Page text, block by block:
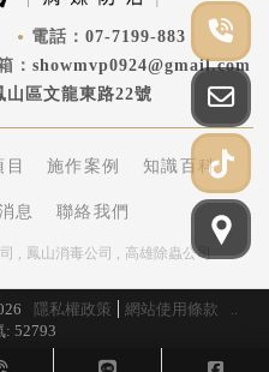
07-7199-883
showmvp0924@gmail.com
山區文龍東路22號
目 施作案例 知識百科
息 聯絡我們
鳳山消毒公司 高雄除蟲公司
隱私權政策 網站使用條款
: 52793